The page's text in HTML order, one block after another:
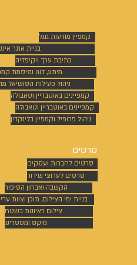
קמפיין מודעות גוגל
בניית אתר
כתיבת ערך ויקיפדיה
מיתוג, לוגו וסיסמת
ניהול פעילות הסושיאל
קמפיינים באוטבריין וטאבולה
קמפיינים באוטבריין וטאבולה
ניהול פרופיל וקמפיין בלינקדין
סרטים
סרטים לחברות ועסקים
סרטים לערוצי שידור
הקשבה ואבחון הסיפור
בניית ימי הצילום, תוכן וצוות
צילום ראיונות בשטח
מיקס ומסטרינג